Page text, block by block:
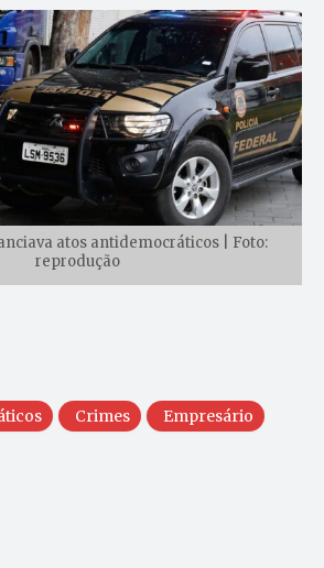
atos antidemocráticos | Foto:
reprodução
Crimes
Empresário